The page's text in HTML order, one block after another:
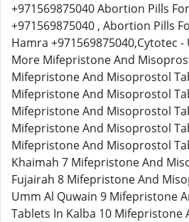
+971569875040 Abortion Pills
+971569875040 , Abortion Pills
Hamra +971569875040,Cytotec -
More Mifepristone And
Mifepristone And Misoprostol
Mifepristone And Misoprostol
Mifepristone And Misoprostol
Mifepristone And Misoprostol
Mifepristone And Misoprostol
Khaimah 7 Mifepristone And
Fujairah 8 Mifepristone And
Umm Al Quwain 9 Mifepristone
Tablets In Kalba 10 Mifepristone